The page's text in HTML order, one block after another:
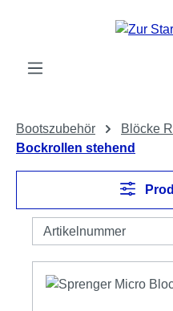
Zum Hauptinhalt springen
Bootszubehör
Blöcke
Bockrollen stehend